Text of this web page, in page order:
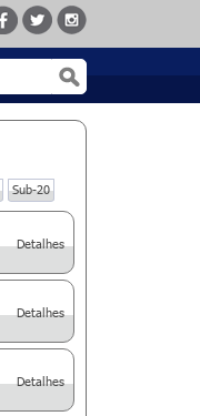
Sub-20
Detalhes
Detalhes
Detalhes